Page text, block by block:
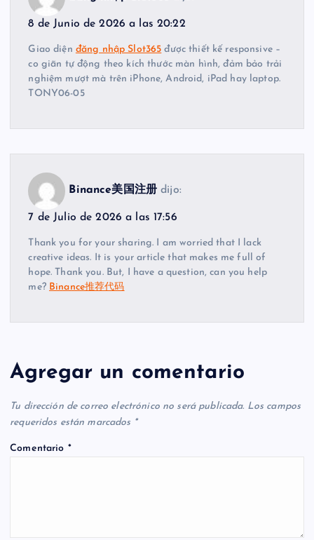
8 de Junio de 2026 a las 20:22
Giao diện đăng nhập Slot365 được thiết kế responsive –
co giãn tự động theo kích thước màn hình, đảm bảo trải
nghiệm mượt mà trên iPhone, Android, iPad hay laptop.
TONY06-05
Binance美国注册 dijo:
7 de Julio de 2026 a las 17:56
Thank you for your sharing. I am worried that I lack
creative ideas. It is your article that makes me full of
hope. Thank you. But, I have a question, can you help
me? Binance推荐代码
Agregar un comentario
Tu dirección de correo electrónico no será publicada. Los campos
requeridos están marcados *
Comentario *